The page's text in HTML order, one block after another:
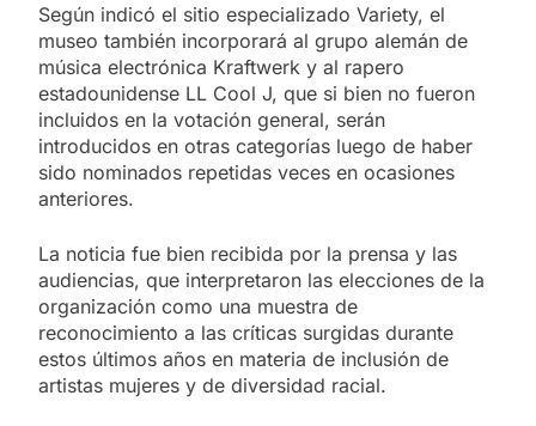
Según indicó el sitio especializado Variety, el
museo también incorporará al grupo alemán de
música electrónica Kraftwerk y al rapero
estadounidense LL Cool J, que si bien no fueron
incluidos en la votación general, serán
introducidos en otras categorías luego de haber
sido nominados repetidas veces en ocasiones
anteriores.
La noticia fue bien recibida por la prensa y las
audiencias, que interpretaron las elecciones de la
organización como una muestra de
reconocimiento a las críticas surgidas durante
estos últimos años en materia de inclusión de
artistas mujeres y de diversidad racial.